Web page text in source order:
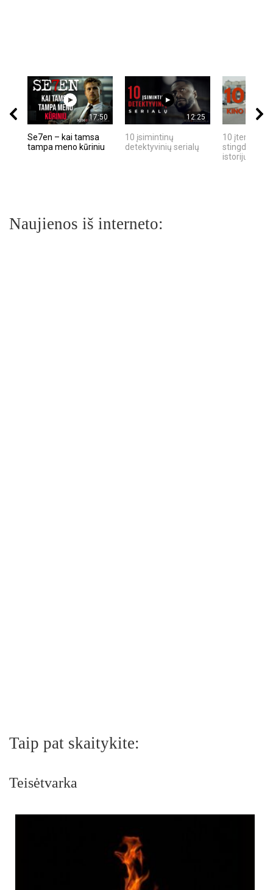
17:50
Se7en – kai tamsa
tampa meno kūriniu
12:25
10 įsimintinų
detektyvinių serialų
10 įtemptų,
stingdančių
istorijų
Naujienos iš interneto:
Taip pat skaitykite:
Teisėtvarka